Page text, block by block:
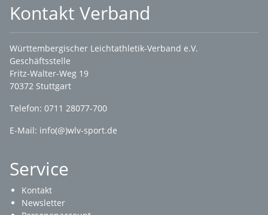
Kontakt Verband
Württembergischer Leichtathletik-Verband e.V.
Geschäftsstelle
Fritz-Walter-Weg 19
70372 Stuttgart
Telefon: 0711 28077-700
E-Mail: info(@)wlv-sport.de
Service
Kontakt
Newsletter